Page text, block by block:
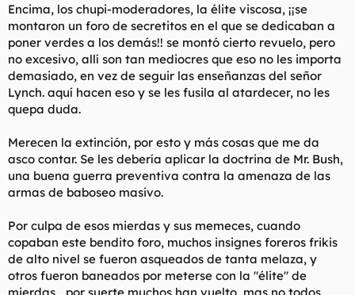
Encima, los chupi-moderadores, la élite viscosa, ¡¡se
montaron un foro de secretitos en el que se dedicaban a
poner verdes a los demás!! se montó cierto revuelo, pero
no excesivo, allí son tan mediocres que eso no les importa
demasiado, en vez de seguir las enseñanzas del señor
Lynch. aquí hacen eso y se les fusila al atardecer, no les
quepa duda.
Merecen la extinción, por esto y más cosas que me da
asco contar. Se les debería aplicar la doctrina de Mr. Bush,
una buena guerra preventiva contra la amenaza de las
armas de baboseo masivo.
Por culpa de esos mierdas y sus memeces, cuando
copaban este bendito foro, muchos insignes foreros frikis
de alto nivel se fueron asqueados de tanta melaza, y
otros fueron baneados por meterse con la "élite" de
mierdas... por suerte muchos han vuelto, mas no todos...